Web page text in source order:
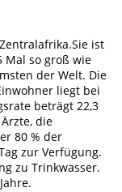
ist
Mal so groß wie
der Welt. Die
liegt bei
beträgt 22,3
die
80 % der
zur Verfügung.
zu Trinkwasser.